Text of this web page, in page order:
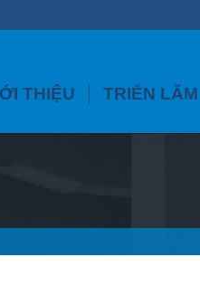
TRIỂN LÃM
THIỆU